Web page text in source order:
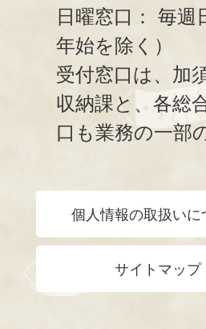
日曜窓口： 毎週
年始を除く）
受付窓口は、加
収納課と、 各総
口も業務の一部
個人情報の取扱いに
サイトマップ